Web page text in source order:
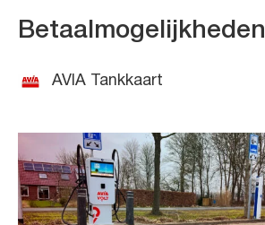
Betaalmogelijkheden
AVIA Tankkaart